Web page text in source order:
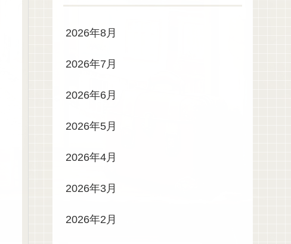
2026年8月
2026年7月
2026年6月
2026年5月
2026年4月
2026年3月
2026年2月